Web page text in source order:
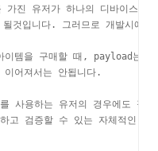
진 유저가 하나의 디바이스에
것입니다. 그러므로 개발시에
템을 구매할 때, payload는 같
어져서는 안됩니다.
사용하는 유저의 경우에도 정상
검증할 수 있는 자체적인 서